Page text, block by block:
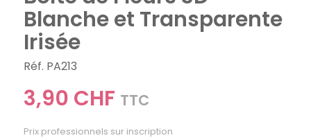
Blanche et Transparente
Irisée
Réf. PA213
3,90 CHF TTC
Prix professionnels sur inscription